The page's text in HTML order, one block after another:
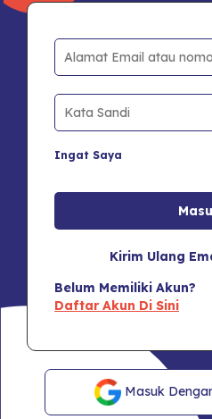
Ingat Saya
Kirim Ulang
Belum Memiliki Akun?
Daftar Akun Di Sini
Masuk